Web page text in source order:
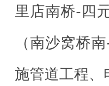
里店南桥-四
（南沙窝桥
施管道工程、